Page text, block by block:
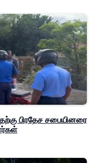
பிரதேச சபையினரை